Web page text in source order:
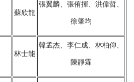
蘇欣龍
張翼麟、張侑揮、洪偉哲、
徐肇均
林士能
韓孟杰、李仁成、林柏仰、
陳靜霖